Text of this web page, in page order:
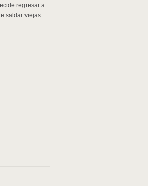
regresar a
saldar viejas